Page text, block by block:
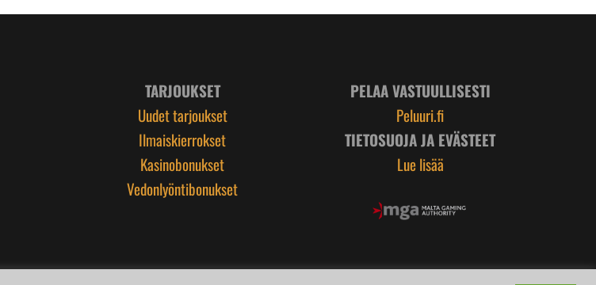
TARJOUKSET
Uudet tarjoukset
Ilmaiskierrokset
Kasinobonukset
Vedonlyöntibonukset
PELAA VASTUULLISESTI
Peluuri.fi
TIETOSUOJA JA EVÄSTEET
Lue lisää